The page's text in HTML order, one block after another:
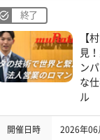
終了
【
見
ン
な
ル
開催日時 2026年06